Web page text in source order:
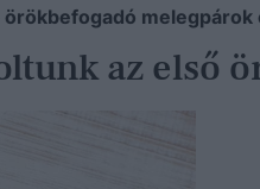
melegpárok
az első